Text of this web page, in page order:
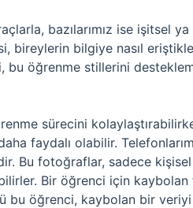
bazılarımız ise işitsel
bireylerin bilgiye nasıl
bu öğrenme stillerini
sürecini
faydalı olabilir.
Bu fotoğraflar, sadece kişisel
Bir öğrenci için
bu öğrenci, kaybolan bir